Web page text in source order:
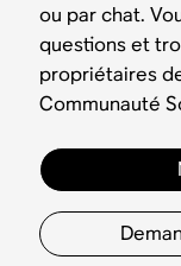
ou par chat.
questions et
propriétaires
Communauté